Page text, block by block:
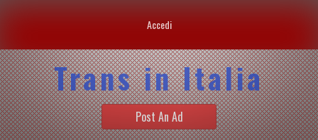
Accedi
Trans in Italia
Post An Ad